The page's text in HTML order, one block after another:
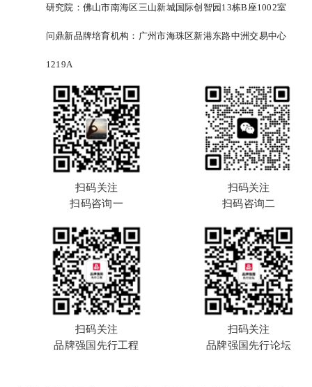
研究院：佛山市南海区三山新城国际创智园13栋B座1002室
问鼎新品牌培育机构：广州市海珠区新港东路中洲交易中心
1219A
扫码关注
扫码咨询一
扫码关注
扫码咨询二
扫码关注
品牌强国先行工程
扫码关注
品牌强国先行论坛